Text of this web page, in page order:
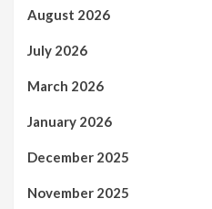
August 2026
July 2026
March 2026
January 2026
December 2025
November 2025